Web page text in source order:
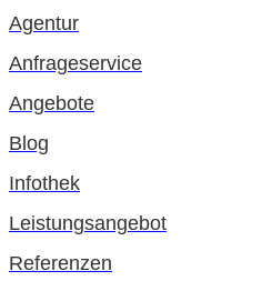
Agentur
Anfrageservice
Angebote
Blog
Infothek
Leistungsangebot
Referenzen